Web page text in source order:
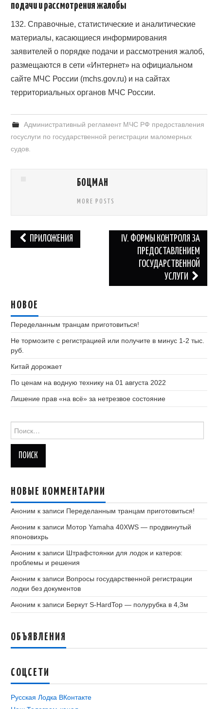
подачи и рассмотрения жалобы
132. Справочные, статистические и аналитические
материалы, касающиеся информирования
заявителей о порядке подачи и рассмотрения жалоб,
размещаются в сети «Интернет» на официальном
сайте МЧС России (mchs.gov.ru) и на сайтах
территориальных органов МЧС России.
Административный регламент МЧС РФ предоставления
госуслуги по государственной регистрации маломерных
судов.
БОЦМАН
MORE POSTS
Навигация
по
ПРИЛОЖЕНИЯ
IV. ФОРМЫ КОНТРОЛЯ ЗА
ПРЕДОСТАВЛЕНИЕМ
ГОСУДАРСТВЕННОЙ
УСЛУГИ
НОВОЕ
Переделанным транцам приготовиться!
Не тормозите с регистрацией или получите в минус 1-2 тыс.
руб.
Китай дорожает
По ценам на водную технику на 01 августа 2022
Лишение прав «на всё» за нетрезвое состояние
НОВЫЕ КОММЕНТАРИИ
Аноним к записи Переделанным транцам приготовиться!
Аноним к записи Мотор Yamaha 40XWS — продвинутый
японовихрь
Аноним к записи Штрафстоянки для лодок и катеров:
проблемы и решения
Аноним к записи Вопросы государственной регистрации
лодки без документов
Аноним к записи Беркут S-HardTop — полурубка в 4,3м
ОБЪЯВЛЕНИЯ
СОЦСЕТИ
Русская Лодка ВКонтакте